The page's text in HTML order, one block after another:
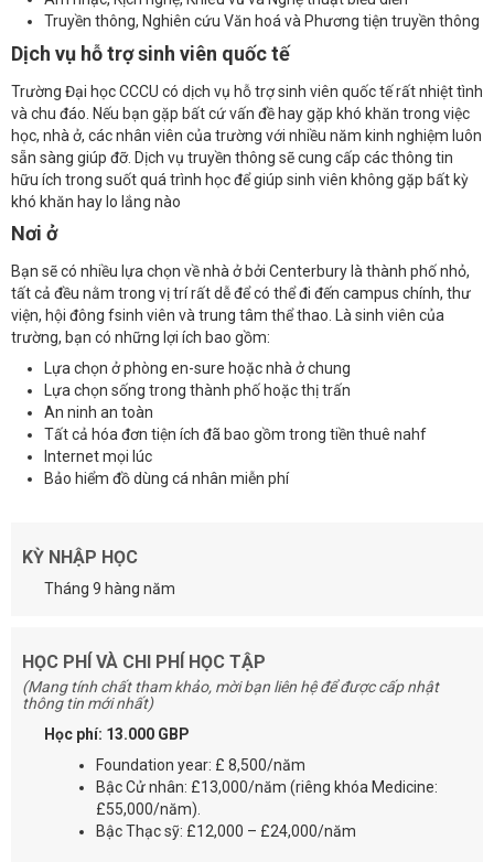
Truyền thông, Nghiên cứu Văn hoá và Phương tiện truyền thông
Dịch vụ hỗ trợ sinh viên quốc tế
Trường Đại học CCCU có dịch vụ hỗ trợ sinh viên quốc tế rất nhiệt tình
và chu đáo. Nếu bạn gặp bất cứ vấn đề hay gặp khó khăn trong việc
học, nhà ở, các nhân viên của trường với nhiều năm kinh nghiệm luôn
sẵn sàng giúp đỡ. Dịch vụ truyền thông sẽ cung cấp các thông tin
hữu ích trong suốt quá trình học để giúp sinh viên không gặp bất kỳ
khó khăn hay lo lắng nào
Nơi ở
Bạn sẽ có nhiều lựa chọn về nhà ở bởi Centerbury là thành phố nhỏ,
tất cả đều nằm trong vị trí rất dễ để có thể đi đến campus chính, thư
viện, hội đông fsinh viên và trung tâm thể thao. Là sinh viên của
trường, bạn có những lợi ích bao gồm:
Lựa chọn ở phòng en-sure hoặc nhà ở chung
Lựa chọn sống trong thành phố hoặc thị trấn
An ninh an toàn
Tất cả hóa đơn tiện ích đã bao gồm trong tiền thuê nahf
Internet mọi lúc
Bảo hiểm đồ dùng cá nhân miễn phí
KỲ NHẬP HỌC
Tháng 9 hàng năm
HỌC PHÍ VÀ CHI PHÍ HỌC TẬP
(Mang tính chất tham khảo, mời bạn liên hệ để được cấp nhật
thông tin mới nhất)
Học phí: 13.000 GBP
Foundation year: £ 8,500/năm
Bậc Cử nhân: £13,000/năm (riêng khóa Medicine:
£55,000/năm).
Bậc Thạc sỹ: £12,000 – £24,000/năm